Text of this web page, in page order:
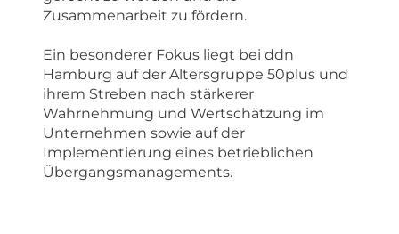
Zusammenarbeit zu fördern.
Ein besonderer Fokus liegt bei ddn
Hamburg auf der Altersgruppe 50plus und
ihrem Streben nach stärkerer
Wahrnehmung und Wertschätzung im
Unternehmen sowie auf der
Implementierung eines betrieblichen
Übergangsmanagements.